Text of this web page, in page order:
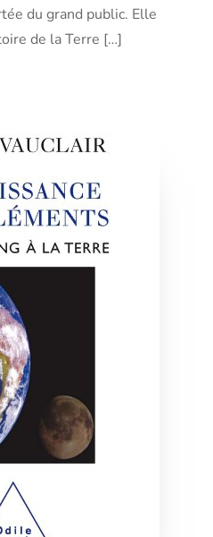
du grand public. Elle
de la Terre […]